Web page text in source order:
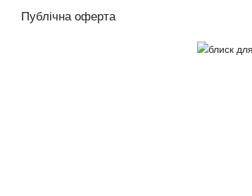
Публічна оферта